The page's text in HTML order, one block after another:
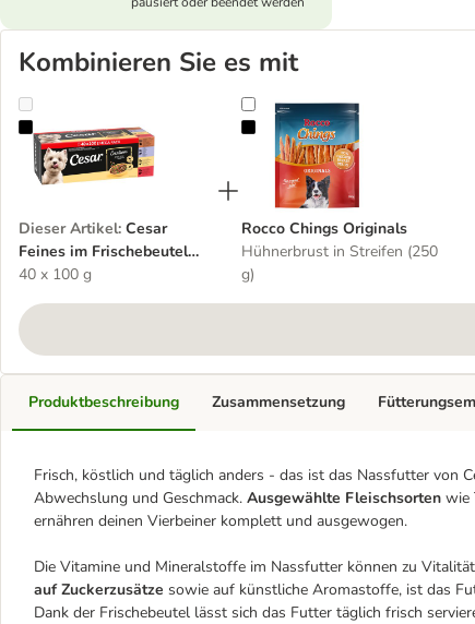
Kombinieren Sie es mit
Cesar Feines im Frischebeutel Favoriten in Sauce
Dieser Artikel: Cesar
Feines im Frischebeutel
Favoriten in Sauce
40 x 100 g
Rocco Chings Originals
Rocco Chings Originals
Hühnerbrust in Streifen (250
g)
Produktbeschreibung
Frisch, köstlich und täglich anders - das ist das Nassfutter von
Abwechslung und Geschmack. Ausgewählte Fleischsorten wie
ernähren deinen Vierbeiner komplett und ausgewogen.
Die Vitamine und Mineralstoffe im Nassfutter können zu
auf Zuckerzusätze sowie auf künstliche Aromastoffe, ist das
Dank der Frischebeutel lässt sich das Futter täglich frisch
Zusammensetzung